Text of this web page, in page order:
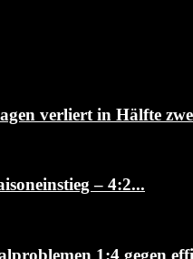
verliert in Hälfte
– 4:2...
1:4 gegen